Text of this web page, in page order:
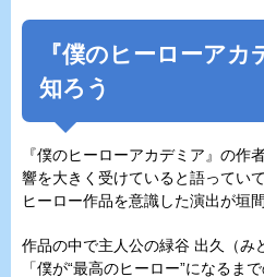
『僕のヒーローア
知ろう
『僕のヒーローアカデミア』の作
響を大きく受けていると語ってい
ヒーロー作品を意識した演出が垣
作品の中で主人公の緑谷 出久（み
「僕が“最高のヒーロー”になるま